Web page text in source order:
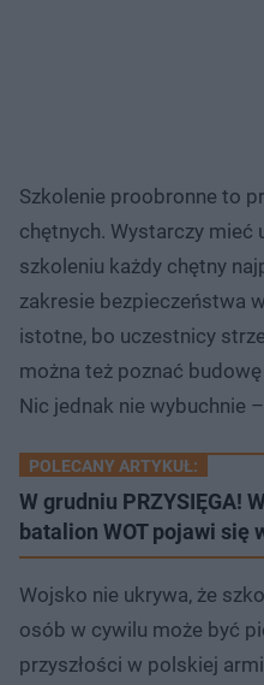
Szkolenie proobronne to
chętnych. Wystarczy mieć
szkoleniu każdy chętny
zakresie bezpieczeństwa
istotne, bo uczestnicy
można też poznać
Nic jednak nie wybuchnie
POLECANY ARTYKUŁ:
W grudniu PRZYSIĘGA!
batalion WOT pojawi się
Wojsko nie ukrywa, że
osób w cywilu może być
przyszłości w polskiej